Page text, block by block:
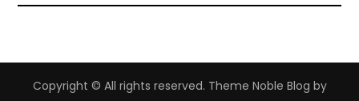
Copyright © All rights reserved. Theme Noble Blog by